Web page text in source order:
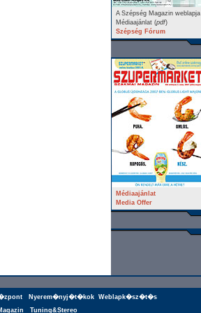
A Szépség Magazin weblapja
Médiaajánlat (pdf)
Szépség Fórum
Médiaajánlat
Media Offer
Nyerem�nyj�t�kok Weblapk�sz�t�s
Tuning&Stereo